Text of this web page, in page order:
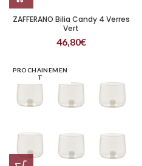
ZAFFERANO Bilia Candy 4 Verres
Vert
46,80€
PROCHAINEMEN
T